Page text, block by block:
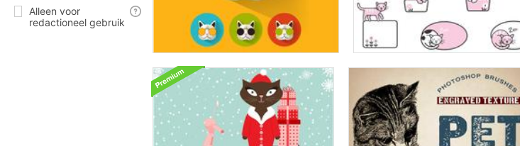
Alleen voor
redactioneel gebruik